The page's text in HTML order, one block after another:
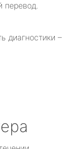
перевод.
диагностики –